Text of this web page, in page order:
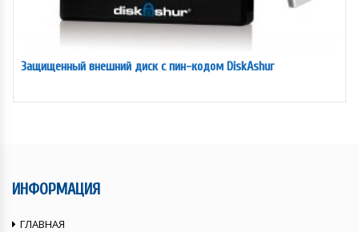
Защищенный внешний диск с пин-кодом DiskAshur
ИНФОРМАЦИЯ
ГЛАВНАЯ